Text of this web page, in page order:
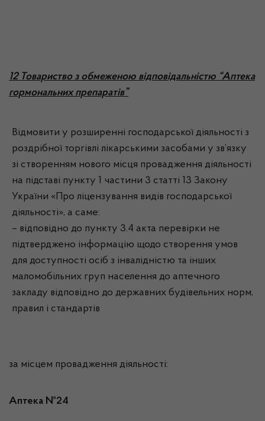
12 Товариство з обмеженою відповідальністю “Аптека
гормональних препаратів”
Відмовити у розширенні господарської діяльності з
роздрібної торгівлі лікарськими засобами у зв’язку
зі створенням нового місця провадження діяльності
на підставі пункту 1 частини 3 статті 13 Закону
України «Про ліцензування видів господарської
діяльності», а саме:
– відповідно до пункту 3.4 акта перевірки не
підтверджено інформацію щодо створення умов
для доступності осіб з інвалідністю та інших
маломобільних груп населення до аптечного
закладу відповідно до державних будівельних норм,
правил і стандартів
за місцем провадження діяльності:
Аптека №24